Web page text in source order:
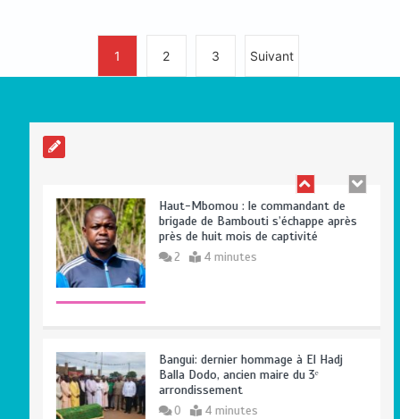
1 2 3 Suivant
Centrafrique : Maxime Balalou déclare
Haut-Mbomou : le commandant de
brigade de Bambouti s’échappe après
près de huit mois de captivité
2 4 minutes
Bangui: dernier hommage à El Hadj
Balla Dodo, ancien maire du 3ᵉ
arrondissement
0 4 minutes